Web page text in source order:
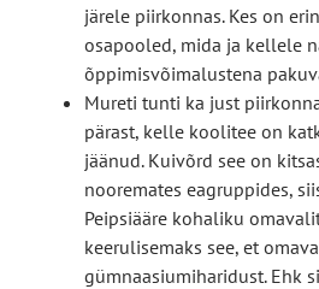
järele piirkonnas. Kes on
osapooled, mida ja kellele
õppimisvõimalustena
Mureti tunti ka just
pärast, kelle koolitee on
jäänud. Kuivõrd see on
nooremates eagruppides,
Peipsiääre kohaliku
keerulisemaks see, et
gümnaasiumiharidust. Ehk